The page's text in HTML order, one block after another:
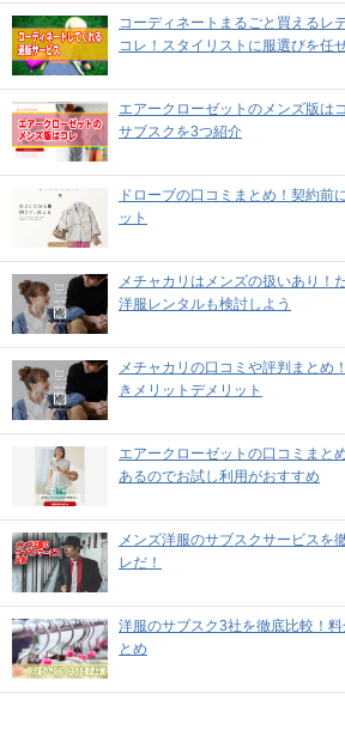
コーディネートまるごと買えるレ
コレ！スタイリストに服選びを任
エアークローゼットのメンズ版は
サブスクを3つ紹介
ドローブの口コミまとめ！契約前
ット
メチャカリはメンズの扱いあり！
洋服レンタルも検討しよう
メチャカリの口コミや評判まとめ
きメリットデメリット
エアークローゼットの口コミまと
あるのでお試し利用がおすすめ
メンズ洋服のサブスクサービスを
レだ！
洋服のサブスク3社を徹底比較！
とめ